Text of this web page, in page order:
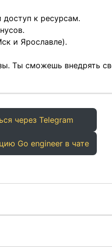
к ресурсам.
и Ярославле).
Ты сможешь внедрять
через Telegram
Go engineer в чате